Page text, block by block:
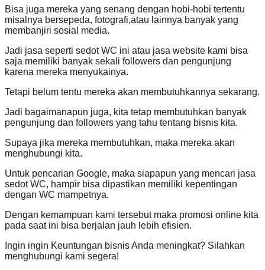
Bisa juga mereka yang senang dengan hobi-hobi tertentu
misalnya bersepeda, fotografi,atau lainnya banyak yang
membanjiri sosial media.
Jadi jasa seperti sedot WC ini atau jasa website kami bisa
saja memiliki banyak sekali followers dan pengunjung
karena mereka menyukainya.
Tetapi belum tentu mereka akan membutuhkannya sekarang.
Jadi bagaimanapun juga, kita tetap membutuhkan banyak
pengunjung dan followers yang tahu tentang bisnis kita.
Supaya jika mereka membutuhkan, maka mereka akan
menghubungi kita.
Untuk pencarian Google, maka siapapun yang mencari jasa
sedot WC, hampir bisa dipastikan memiliki kepentingan
dengan WC mampetnya.
Dengan kemampuan kami tersebut maka promosi online kita
pada saat ini bisa berjalan jauh lebih efisien.
Ingin ingin Keuntungan bisnis Anda meningkat? Silahkan
menghubungi kami segera!